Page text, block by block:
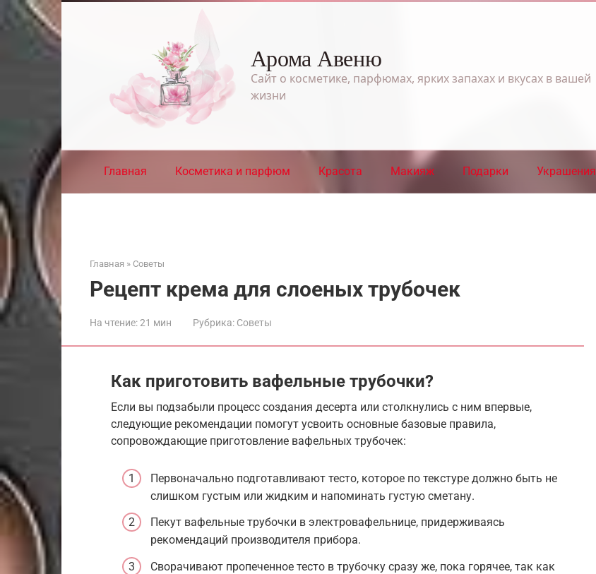
Перейти
к
контенту
Арома Авеню
Сайт о косметике, парфюмах, ярких запахах и вкусах в вашей
жизни
Главная Косметика и парфюм Красота Макияж Подарки Украшения
Главная » Советы
Рецепт крема для слоеных трубочек
На чтение:21 мин Рубрика: Советы
Как приготовить вафельные трубочки?
Если вы подзабыли процесс создания десерта или столкнулись с ним впервые,
следующие рекомендации помогут усвоить основные базовые правила,
сопровождающие приготовление вафельных трубочек:
Первоначально подготавливают тесто, которое по текстуре должно быть не
слишком густым или жидким и напоминать густую сметану.
Пекут вафельные трубочки в электровафельнице, придерживаясь
рекомендаций производителя прибора.
Сворачивают пропеченное тесто в трубочку сразу же, пока горячее, так как